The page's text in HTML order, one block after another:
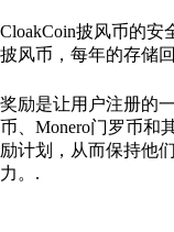
CloakCoin披风币的安
披风币，每年的存储
奖励是让用户注册的
币、Monero门罗币和
励计划，从而保持他
力。.